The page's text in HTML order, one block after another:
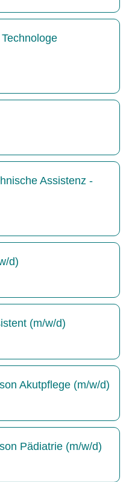
Assistenz -
d)
(m/w/d)
Akutpflege (m/w/d)
Pädiatrie (m/w/d)